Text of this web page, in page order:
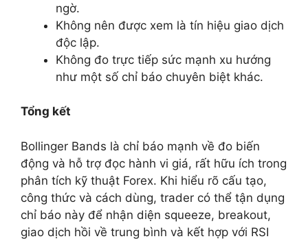
ngờ.
Không nên được xem là tín hiệu giao dịch
độc lập.
Không đo trực tiếp sức mạnh xu hướng
như một số chỉ báo chuyên biệt khác.
Tổng kết
Bollinger Bands là chỉ báo mạnh về đo biến
động và hỗ trợ đọc hành vi giá, rất hữu ích trong
phân tích kỹ thuật Forex. Khi hiểu rõ cấu tạo,
công thức và cách dùng, trader có thể tận dụng
chỉ báo này để nhận diện squeeze, breakout,
giao dịch hồi về trung bình và kết hợp với RSI